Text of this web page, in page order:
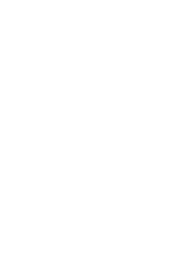
档，侦破阎王娶亲、
仙姑（陈瑶 饰）与九门诸